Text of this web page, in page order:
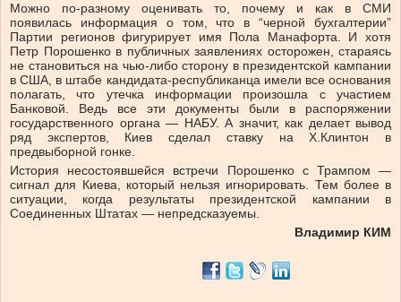
Можно по-разному оценивать то, почему и как в СМИ
появилась информация о том, что в “черной бухгалтерии”
Партии регионов фигурирует имя Пола Манафорта. И хотя
Петр Порошенко в публичных заявлениях осторожен, стараясь
не становиться на чью-либо сторону в президентской кампании
в США, в штабе кандидата-республиканца имели все основания
полагать, что утечка информации произошла с участием
Банковой. Ведь все эти документы были в распоряжении
государственного органа — НАБУ. А значит, как делает вывод
ряд экспертов, Киев сделал ставку на Х.Клинтон в
предвыборной гонке.
История несостоявшейся встречи Порошенко с Трампом —
сигнал для Киева, который нельзя игнорировать. Тем более в
ситуации, когда результаты президентской кампании в
Соединенных Штатах — непредсказуемы.
Владимир КИМ